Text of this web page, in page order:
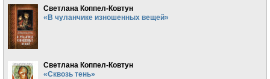
Светлана Коппел-Ковтун
«В чуланчике изношенных вещей»
Светлана Коппел-Ковтун
«Сквозь тень»